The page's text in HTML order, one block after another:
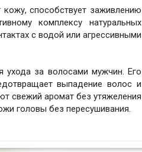
способствует заживлению
комплексу натуральных
с водой или агрессивными
за волосами мужчин. Его
выпадение волос и
свежий аромат без утяжеления
головы без пересушивания.